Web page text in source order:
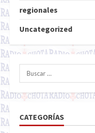
regionales
Uncategorized
Buscar:
CATEGORÍAS